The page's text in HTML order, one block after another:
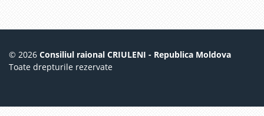
© 2026 Consiliul raional CRIULENI - Republica Moldova
Toate drepturile rezervate